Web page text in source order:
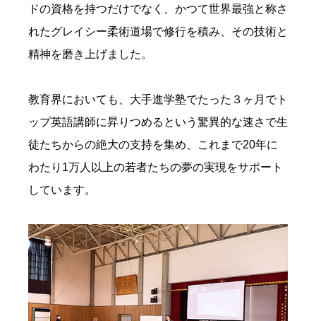
ドの資格を持つだけでなく、かつて世界最強と称さ
れたグレイシー柔術道場で修行を積み、その技術と
精神を磨き上げました。
教育界においても、大手進学塾でたった３ヶ月でト
ップ英語講師に昇りつめるという驚異的な速さで生
徒たちからの絶大の支持を集め、これまで20年に
わたり 1万人以上の若者たちの夢の実現をサポート
しています。